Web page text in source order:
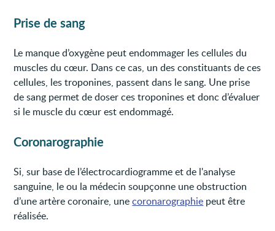
Prise de sang
Le manque d’oxygène peut endommager les cellules du
muscles du cœur. Dans ce cas, un des constituants de ces
cellules, les troponines, passent dans le sang. Une prise
de sang permet de doser ces troponines et donc d’évaluer
si le muscle du cœur est endommagé.
Coronarographie
Si, sur base de l’électrocardiogramme et de l'analyse
sanguine, le ou la médecin soupçonne une obstruction
d’une artère coronaire, unecoronarographie peut être
réalisée.